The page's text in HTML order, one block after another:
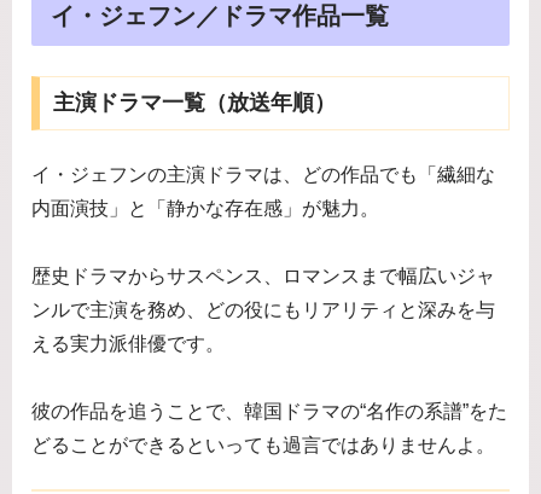
イ・ジェフン／ドラマ作品一覧
主演ドラマ一覧（放送年順）
イ・ジェフンの主演ドラマは、どの作品でも「繊細な
内面演技」と「静かな存在感」が魅力。
歴史ドラマからサスペンス、ロマンスまで幅広いジャ
ンルで主演を務め、どの役にもリアリティと深みを与
える実力派俳優です。
彼の作品を追うことで、韓国ドラマの“名作の系譜”をた
どることができるといっても過言ではありませんよ。